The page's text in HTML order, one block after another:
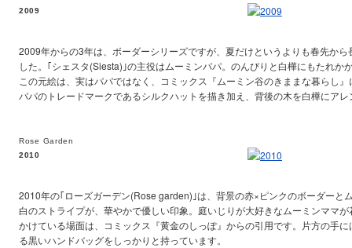
2009
2009年からの3年は、ボーダーシリーズですが、夏だけというよりも春先か
した。｢シェスタ(Siesta)｣の主役はムーミンパパ。のんびりと白樺にもたれか
この元絵は、実はパパではなく、コミックス『ムーミン谷のきままな暮らし
パパのトレードマークであるシルクハットを描き加え、背後の木を白樺にア
Rose Garden
2010
2010年の｢ローズガーデン(Rose garden)｣は、背景の赤×ピンクのボーダーと
白のストライプが、華やかで優しい印象。庭いじりが大好きなムーミンママ
かけている場面は、コミックス『黄金のしっぽ』からの引用です。片方の手
る黒いハンドバッグをしっかりと持っています。